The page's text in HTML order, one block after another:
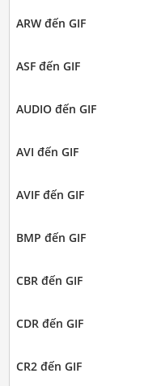
ARW đến GIF
ASF đến GIF
AUDIO đến GIF
AVI đến GIF
AVIF đến GIF
BMP đến GIF
CBR đến GIF
CDR đến GIF
CR2 đến GIF